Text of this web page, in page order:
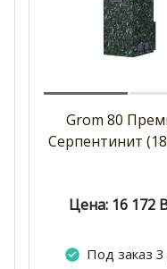
Grom 80
Cерпентинит
Цена: 16 172
Под заказ